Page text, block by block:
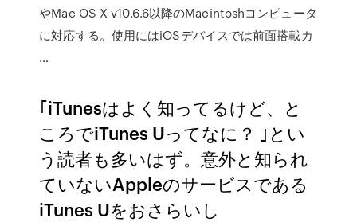
やMac OS X v10.6.6以降のMacintoshコンピュータ
に対応する。使用にはiOSデバイスでは前面搭載カ
…
｢iTunesはよく知ってるけど、と
ころでiTunes Uってなに？ ｣とい
う読者も多いはず。意外と知られ
ていないAppleのサービスである
iTunes Uをおさらいし